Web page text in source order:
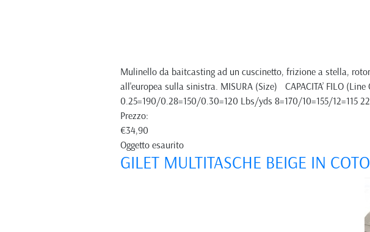
Mulinello da baitcasting ad un cuscinetto, frizione a stella,
all'europea sulla sinistra. MISURA (Size) CAPACITA’ FILO
0.25=190/0.28=150/0.30=120 Lbs/yds 8=170/10=155/12=115
Prezzo:
€34,90
Oggetto esaurito
GILET MULTITASCHE BEIGE IN